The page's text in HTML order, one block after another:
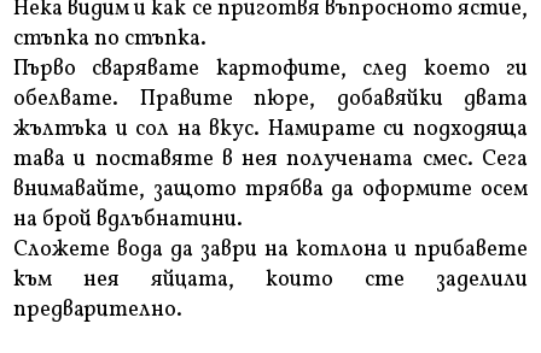
Нека видим и как се приготвя въпросното ястие,
стъпка по стъпка.
Първо сварявате картофите, след което ги
обелвате. Правите пюре, добавяйки двата
жълтъка и сол на вкус. Намирате си подходяща
тава и поставяте в нея получената смес. Сега
внимавайте, защото трябва да оформите осем
на брой вдлъбнатини.
Сложете вода да заври на котлона и прибавете
към нея яйцата, които сте заделили
предварително.